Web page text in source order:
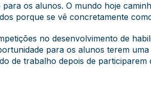
os alunos. O mundo hoje
porque se vê concretamente
no desenvolvimento de
para os alunos terem
de trabalho depois de participarem